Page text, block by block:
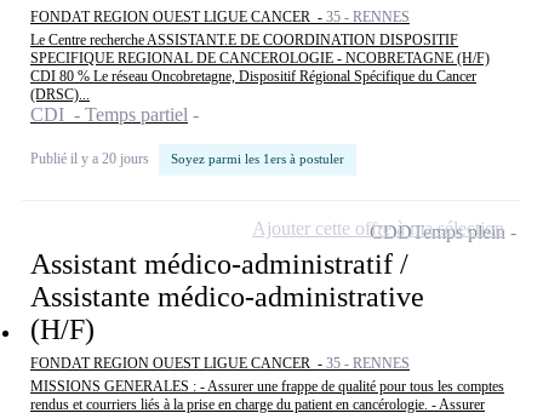
FONDAT REGION OUEST LIGUE CANCER - 35 - RENNES
Le Centre recherche ASSISTANT.E DE COORDINATION DISPOSITIF
SPECIFIQUE REGIONAL DE CANCEROLOGIE - NCOBRETAGNE (H/F)
CDI 80 % Le réseau Oncobretagne, Dispositif Régional Spécifique du Cancer
(DRSC)...
CDI - Temps partiel
Publié il y a 20 jours Soyez parmi les 1ers à postuler
Assistant médico-administratif /
Assistante médico-administrative
(H/F)
FONDAT REGION OUEST LIGUE CANCER - 35 - RENNES
MISSIONS GENERALES : - Assurer une frappe de qualité pour tous les comptes
rendus et courriers liés à la prise en charge du patient en cancérologie. - Assurer
CDDTemps plein
Ajouter cette offre à ma sélection